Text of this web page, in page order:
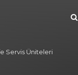
Servis Üniteleri